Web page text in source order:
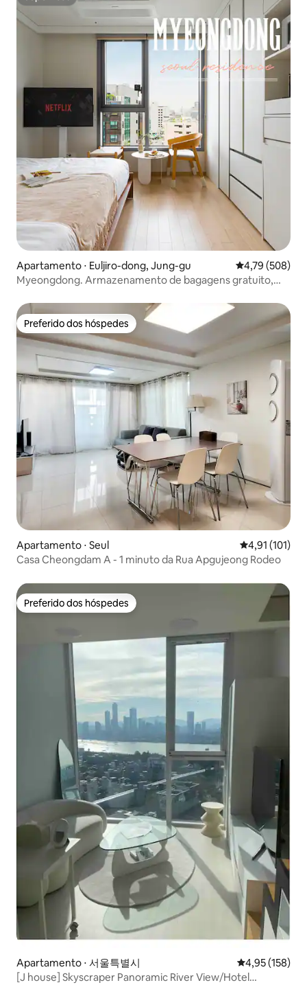
Apartamento ⋅ Euljiro-dong, Jung-gu 4,79 de uma
4,79 (508)
Myeongdong. Armazenamento de bagagens gratuito,
Preferido dos hóspedes
Preferido dos hóspedes
Apartamento ⋅ Seul 4,91 de uma
4,91 (101)
Casa Cheongdam A - 1 minuto da Rua Apgujeong Rodeo
Preferido dos hóspedes
Preferido dos hóspedes
Apartamento ⋅ 서울특별시 4,95 de uma
4,95 (158)
[J house] Skyscraper Panoramic River View/Hotel